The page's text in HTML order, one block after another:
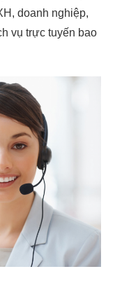
doanh nghiệp,
vụ trực tuyến bao